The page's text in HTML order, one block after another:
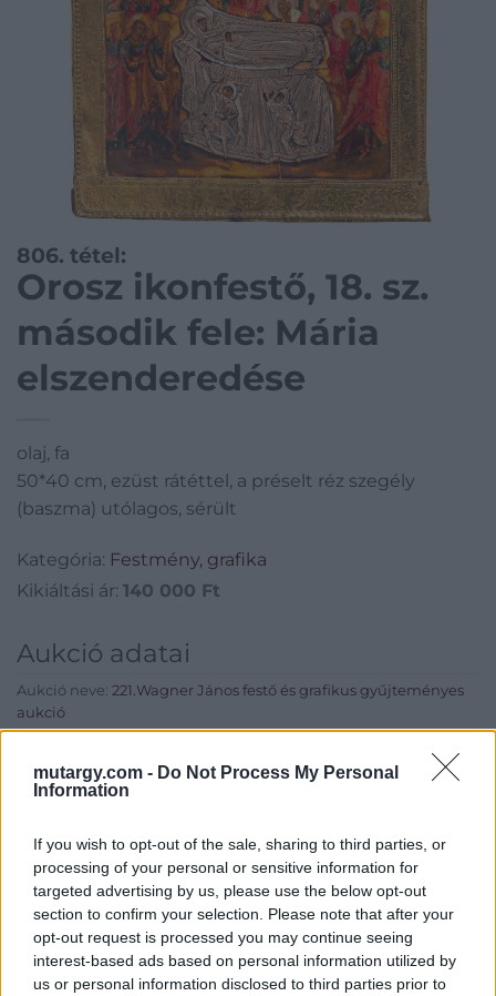
mutargy.com - Do Not Process My Personal
Information
If you wish to opt-out of the sale, sharing to third parties, or
processing of your personal or sensitive information for
targeted advertising by us, please use the below opt-out
section to confirm your selection. Please note that after your
opt-out request is processed you may continue seeing
interest-based ads based on personal information utilized by
us or personal information disclosed to third parties prior to
806. tétel:
Orosz ikonfestő, 18. sz.
második fele: Mária
elszenderedése
olaj, fa
50*40 cm, ezüst rátéttel, a préselt réz szegély
(baszma) utólagos, sérült
Kategória: Festmény, grafika
Kikiáltási ár: 140 000 Ft
Aukció adatai
Aukció neve: 221.Wagner János festő és grafikus gyűjteményes
aukció
Aukció ideje: 17:00
Tételszám: 806
Eladó adatai
Eladó:Nagyházi Galéria és
Aukciósház